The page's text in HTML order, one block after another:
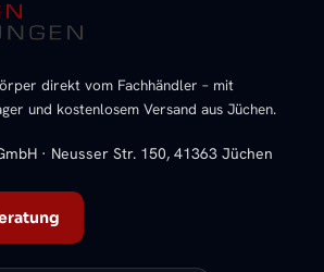
direkt vom Fachhändler – mit
und kostenlosem Versand aus Jüchen.
· Neusser Str. 150, 41363 Jüchen